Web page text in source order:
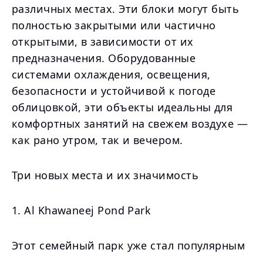
различных местах. Эти блоки могут быть
полностью закрытыми или частично
открытыми, в зависимости от их
предназначения. Оборудованные
системами охлаждения, освещения,
безопасности и устойчивой к погоде
облицовкой, эти объекты идеальны для
комфортных занятий на свежем воздухе —
как рано утром, так и вечером.
Три новых места и их значимость
1. Al Khawaneej Pond Park
Этот семейный парк уже стал популярным